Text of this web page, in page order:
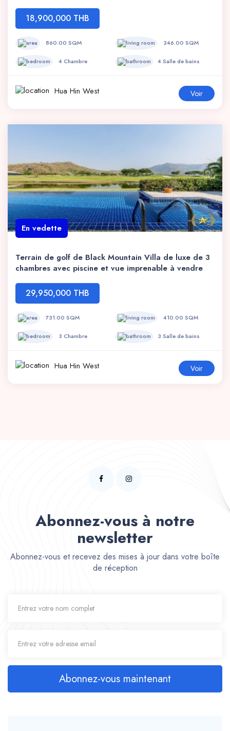
18,900,000 THB
860.00 SQM 346.00 SQM
4 Chambre 4 Salle de bains
Hua Hin West Voir
En vedette
Terrain de golf de Black Mountain Villa de luxe de 3
chambres avec piscine et vue imprenable à vendre
29,950,000 THB
731.00 SQM 410.00 SQM
3 Chambre 3 Salle de bains
Hua Hin West Voir
Abonnez-vous à notre
newsletter
Abonnez-vous et recevez des mises à jour dans votre boîte
de réception
Abonnez-vous maintenant